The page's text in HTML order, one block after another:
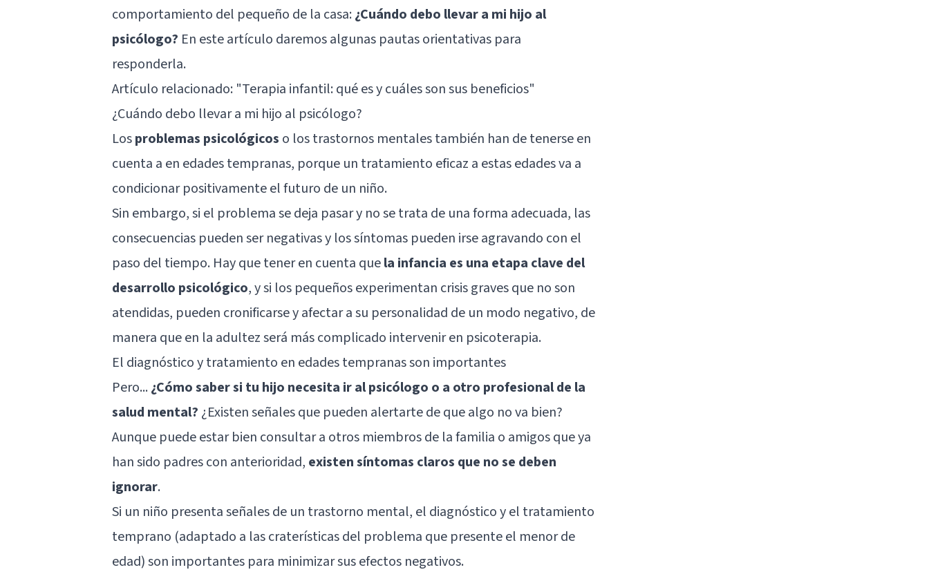
comportamiento del pequeño de la casa:¿Cuándo debo llevar a mi hijo al
psicólogo? En este artículo daremos algunas pautas orientativas para
responderla.
Artículo relacionado: "Terapia infantil: qué es y cuáles son sus beneficios"
¿Cuándo debo llevar a mi hijo al psicólogo?
Losproblemas psicológicos o los trastornos mentales también han de tenerse en
cuenta a en edades tempranas, porque un tratamiento eficaz a estas edades va a
condicionar positivamente el futuro de un niño.
Sin embargo, si el problema se deja pasar y no se trata de una forma adecuada, las
consecuencias pueden ser negativas y los síntomas pueden irse agravando con el
paso del tiempo. Hay que tener en cuenta quela infancia es una etapa clave del
desarrollo psicológico, y si los pequeños experimentan crisis graves que no son
atendidas, pueden cronificarse y afectar a su personalidad de un modo negativo, de
manera que en la adultez será más complicado intervenir en psicoterapia.
El diagnóstico y tratamiento en edades tempranas son importantes
Pero...¿Cómo saber si tu hijo necesita ir al psicólogo o a otro profesional de la
salud mental? ¿Existen señales que pueden alertarte de que algo no va bien?
Aunque puede estar bien consultar a otros miembros de la familia o amigos que ya
han sido padres con anterioridad, existen síntomas claros que no se deben
ignorar.
Si un niño presenta señales de un trastorno mental, el diagnóstico y el tratamiento
temprano (adaptado a las craterísticas del problema que presente el menor de
edad) son importantes para minimizar sus efectos negativos.